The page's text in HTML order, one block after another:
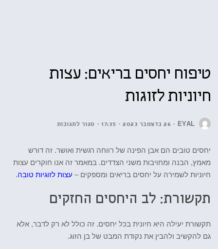
טיפוח יחסים בריאים: עצות
חיוניות לזוגות
EYAL 26 בדצמבר 2023 17:35 סגור לתגובות
יחסים טובים הם אבן הפינה של רווחה רגשית ואושר. זה דורש
מאמץ, הבנה ומחויבות משני הצדדים. במאמר זה אנו חוקרים עצות
חיוניות לשמירה על יחסים בריאים ומספקים – עצות לזוגיות טובה.
תקשורת: לב היחסים החזקים
תקשורת יעילה היא חיונית בכל יחסים. זה כולל לא רק לדבר, אלא
גם להקשיב ולהבין את נקודת המבט של בן הזוג.